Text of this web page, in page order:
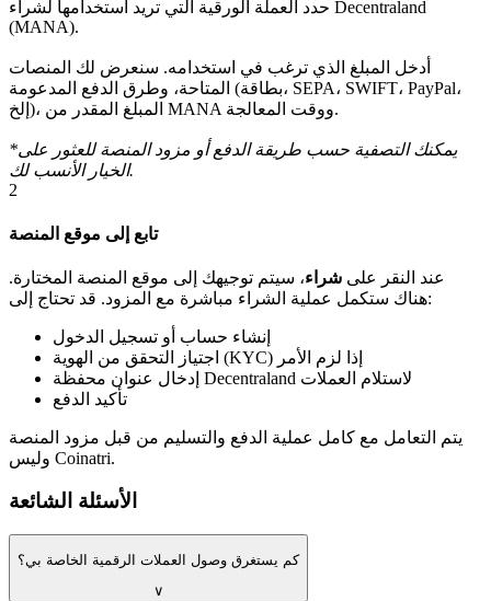
حدد العملة الورقية التي تريد استخدامها لشراء Decentraland
(MANA).
أدخل المبلغ الذي ترغب في استخدامه. سنعرض لك المنصات
المتاحة، وطرق الدفع المدعومة (بطاقة، SEPA، SWIFT، PayPal،
إلخ)، المبلغ المقدر من MANA ووقت المعالجة.
*يمكنك التصفية حسب طريقة الدفع أو مزود المنصة للعثور على
الخيار الأنسب لك.
2
تابع إلى موقع المنصة
عند النقر على شراء، سيتم توجيهك إلى موقع المنصة المختارة.
هناك ستكمل عملية الشراء مباشرة مع المزود. قد تحتاج إلى:
إنشاء حساب أو تسجيل الدخول
اجتياز التحقق من الهوية (KYC) إذا لزم الأمر
إدخال عنوان محفظة Decentraland لاستلام العملات
تأكيد الدفع
يتم التعامل مع كامل عملية الدفع والتسليم من قبل مزود المنصة
وليس Coinatri.
الأسئلة الشائعة
كم يستغرق وصول العملات الرقمية الخاصة بي؟
∨